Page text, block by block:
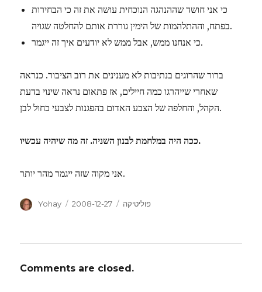
כי אני חושד שההנהגה הנוכחית עושה את זה כי הבחירות
בפתח, וההתלהמות של הימין גוררת אותם להחלטה שגויה.
כי אנחנו ממש, אבל ממש לא יודעים איך זה ייגמר.
ברור שהרוגים בנתיבות לא מענינים את רוב הציבור. כנראה
שאחרי שייהרגו כמה חיילים, אז פתאום נראה שינוי בדעת
הקהל, והחלפה של הצבע האדום בהפגנות לצבעי כחול לבן.
ככה היה במלחמת לבנון השניה. זה מה שיהיה עכשיו.
אני מקוה שזה ייגמר מהר יותר.
Author
Yohay
Posted
2008-12-27 Categories
פוליטיקה
Comments are closed.